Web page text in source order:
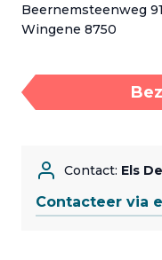
Beernemsteenweg 91
Wingene 8750
Contact: Els
Contacteer via